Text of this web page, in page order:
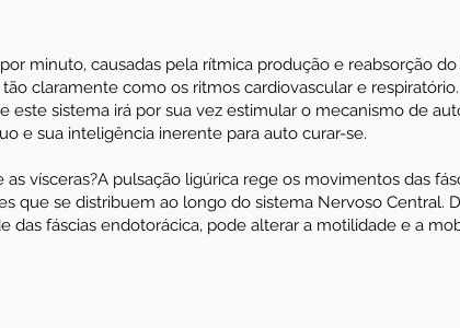
minuto, causadas pela rítmica produção e reabsorção
claramente como os ritmos cardiovascular e
este sistema irá por sua vez estimular o mecanismo de
e sua inteligência inerente para auto curar-se.
vísceras?A pulsação ligúrica rege os movimentos das
que se distribuem ao longo do sistema Nervoso Central.
das fáscias endotorácica, pode alterar a motilidade e a